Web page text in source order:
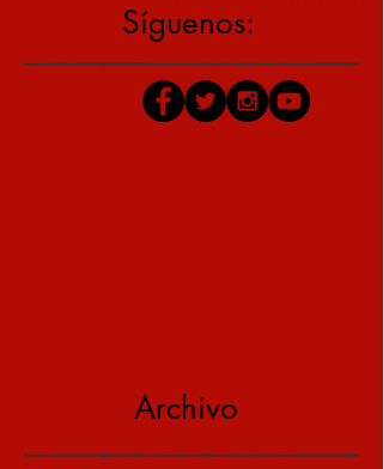
Síguenos:
Archivo